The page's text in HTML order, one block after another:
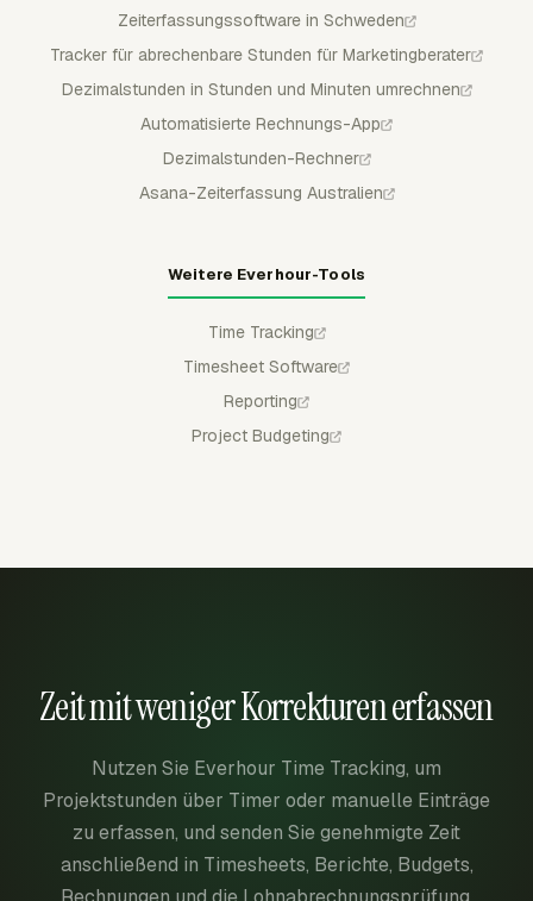
Zeiterfassungssoftware in Schweden
Tracker für abrechenbare Stunden für Marketingberater
Dezimalstunden in Stunden und Minuten umrechnen
Automatisierte Rechnungs-App
Dezimalstunden-Rechner
Asana-Zeiterfassung Australien
Weitere Everhour-Tools
Time Tracking
Timesheet Software
Reporting
Project Budgeting
Zeit mit weniger Korrekturen erfassen
Nutzen Sie Everhour Time Tracking, um
Projektstunden über Timer oder manuelle Einträge
zu erfassen, und senden Sie genehmigte Zeit
anschließend in Timesheets, Berichte, Budgets,